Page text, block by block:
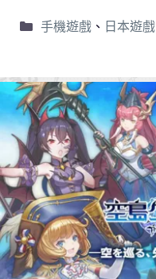
手機遊戲、 日本遊戲